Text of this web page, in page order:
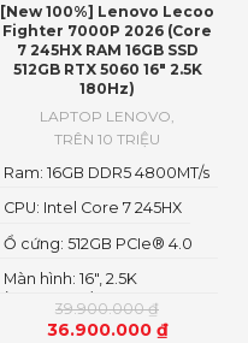
[New 100%] Lenovo Lecoo
Fighter 7000P 2026 (Core
7 245HX RAM 16GB SSD
512GB RTX 5060 16″ 2.5K
180Hz)
LAPTOP LENOVO
TRÊN 10 TRIỆU
39.900.000₫
36.900.000 ₫
Màn hình: 16″, 2.5K
(2560x1600) IPS, LED
Ổ cứng: 512GB PCIe® 4.0
CPU: Intel Core 7 245HX
Ram: 16GB DDR5 4800MT/s